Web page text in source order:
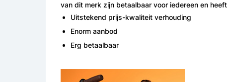
van dit merk zijn betaalbaar voor iedereen en
Uitstekend prijs-kwaliteit verhouding
Enorm aanbod
Erg betaalbaar